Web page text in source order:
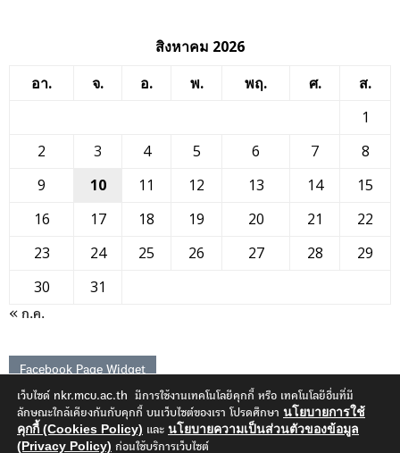
สิงหาคม 2026
อา.
จ. อ. พ. พฤ. ศ.
ส.
1
2
3 4 5 6 7
8
9
10 11 12 13 14
15
16
17 18 19 20 21
22
23
24 25 26 27 28
29
30
31
« ก.ค.
Facebook Page Widget
เว็บไซด์ nkr.mcu.ac.th มีการใช้งานเทคโนโลยีคุกกี้ หรือ เทคโนโลยีอื่นที่มี
ลักษณะใกล้เคียงกันกับคุกกี้ บนเว็บไซต์ของเรา โปรดศึกษา นโยบายการใช้
คุกกี้ (Cookies Policy) และ นโยบายความเป็นส่วนตัวของข้อมูล
(Privacy Policy) ก่อนใช้บริการเว็บไซต์